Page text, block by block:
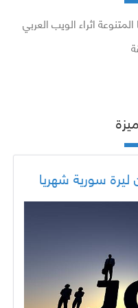
اثراء الويب العربي
سورية شهريا